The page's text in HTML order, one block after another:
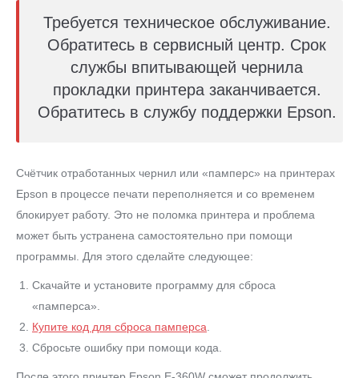
Требуется техническое обслуживание.
Обратитесь в сервисный центр. Срок
службы впитывающей чернила
прокладки принтера заканчивается.
Обратитесь в службу поддержки Epson.
Счётчик отработанных чернил или «памперс» на принтерах
Epson в процессе печати переполняется и со временем
блокирует работу. Это не поломка принтера и проблема
может быть устранена самостоятельно при помощи
программы. Для этого сделайте следующее:
Скачайте и установите программу для сброса
«памперса».
Купите код для сброса памперса
Сбросьте ошибку при помощи кода.